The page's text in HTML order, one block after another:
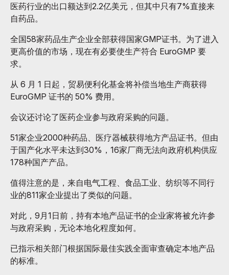
医药行业的出口额达到2.2亿美元，但其中只有7%直接来
自药品。
全国58家药品生产企业全部获得国家GMP证书。为了进入
更高价值的市场，现在有必要使生产符合 EuroGMP 要
求。
从 6 月 1 日起，贸易便利化基金将补偿当地生产商获得
EuroGMP 证书的 50% 费用。
会议还讨论了医药企业参与政府采购的问题。
51家企业2000种药品、医疗器械获得地方产品证书。但由
于国产化水平未达到30%，16家厂商无法向政府机构供应
178种国产产品。
值得注意的是，来自电气工程、食品工业、纺织等不同行
业的811家企业提出了类似的问题。
对此，9月1日前，持有本地产品证书的企业家将被允许参
与政府采购，无论本地化程度如何。
已指示相关部门根据国际最佳实践全面审查确定本地产品
的标准。